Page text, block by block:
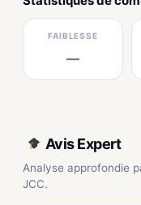
FAIBLESSE
—
Avis Expert
Analyse approfondie
JCC.